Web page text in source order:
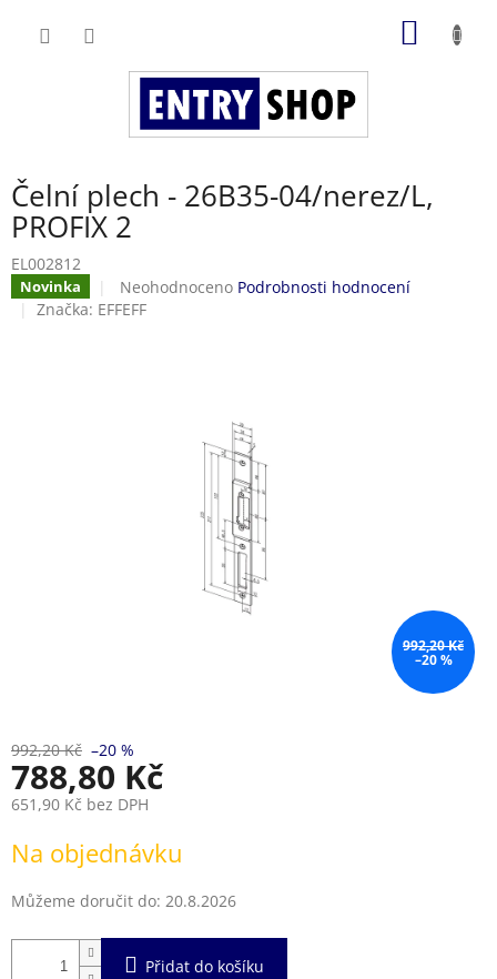
Čelní plech - 26B35-04/nerez/L,
PROFIX 2
EL002812
Novinka
Průměrné
hodnocení
Neohodnoceno Podrobnosti hodnocení
Značka: EFFEFF
992,20 Kč
–20 %
992,20 Kč –20 %
788,80 Kč
651,90 Kč bez DPH
cena:
Na objednávku
Můžeme doručit do: 20.8.2026
Přidat do košíku